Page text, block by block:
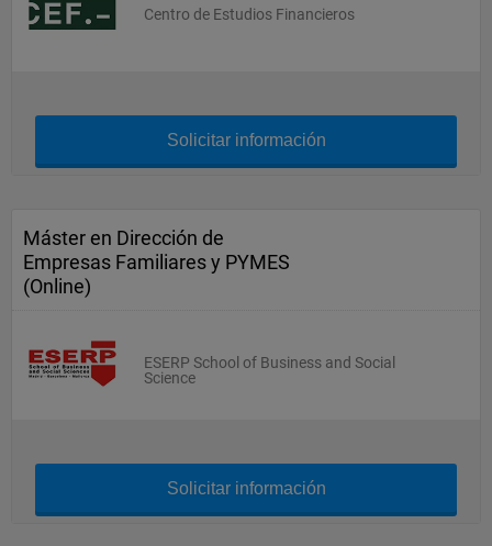
Centro de Estudios Financieros
Solicitar información
Máster en Dirección de
Empresas Familiares y PYMES
(Online)
ESERP School of Business and Social
Science
Solicitar información